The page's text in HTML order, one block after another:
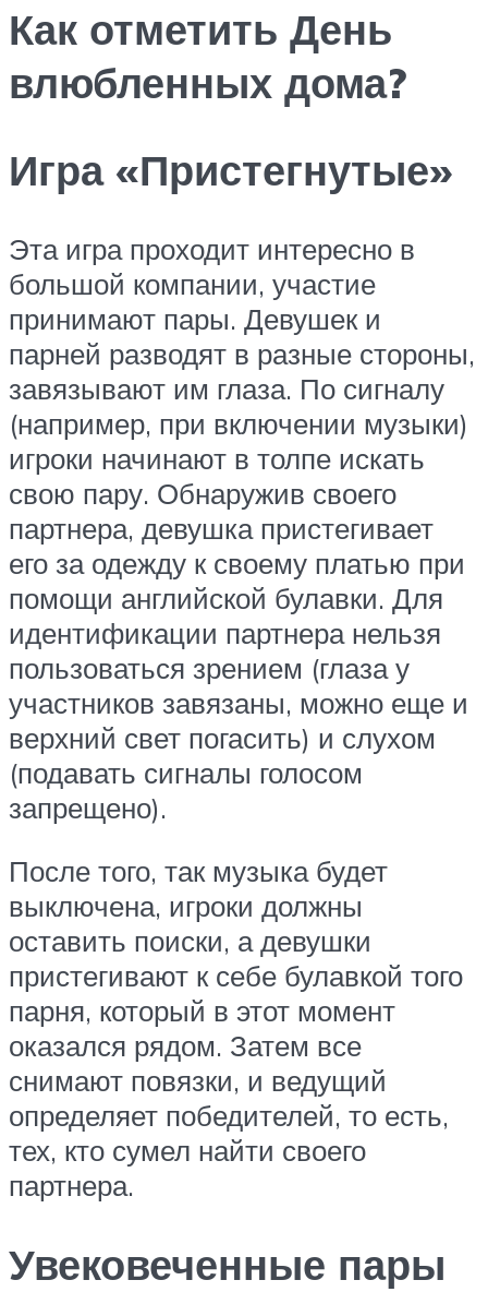
Как отметить День
влюбленных дома?
Игра «Пристегнутые»
Эта игра проходит интересно в
большой компании, участие
принимают пары. Девушек и
парней разводят в разные стороны,
завязывают им глаза. По сигналу
(например, при включении музыки)
игроки начинают в толпе искать
свою пару. Обнаружив своего
партнера, девушка пристегивает
его за одежду к своему платью при
помощи английской булавки. Для
идентификации партнера нельзя
пользоваться зрением (глаза у
участников завязаны, можно еще и
верхний свет погасить) и слухом
(подавать сигналы голосом
запрещено).
После того, так музыка будет
выключена, игроки должны
оставить поиски, а девушки
пристегивают к себе булавкой того
парня, который в этот момент
оказался рядом. Затем все
снимают повязки, и ведущий
определяет победителей, то есть,
тех, кто сумел найти своего
партнера.
Увековеченные пары